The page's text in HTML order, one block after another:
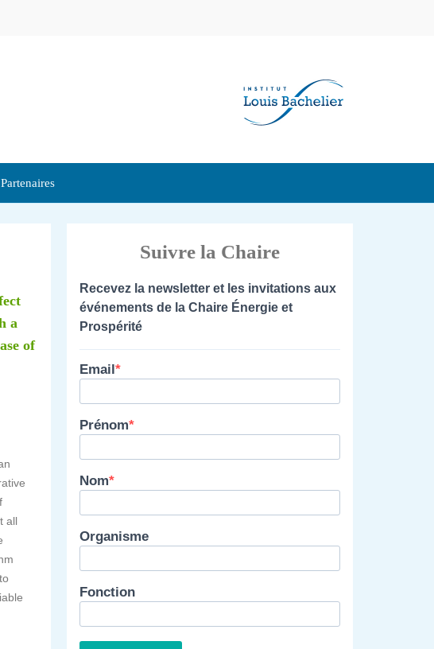
Partenaires
a
of
all
Suivre la Chaire
Recevez la newsletter et les invitations aux
événements de la Chaire Énergie et
Prospérité
Email
Prénom
Nom
Organisme
Fonction